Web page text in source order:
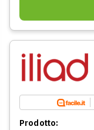
Prodotto: